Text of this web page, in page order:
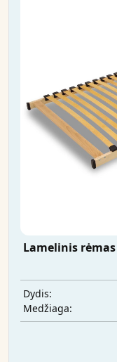
Lamelinis rėmas
Dydis:
Medžiaga: